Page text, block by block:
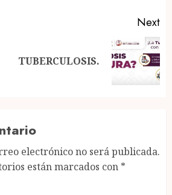
Next
TUBERCULOSIS.
electrónico no será publicada.
están marcados con *